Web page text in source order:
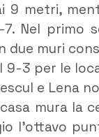
9 metri,
Nel primo
muri
3 per le
e Lena
mura la
l’ottavo